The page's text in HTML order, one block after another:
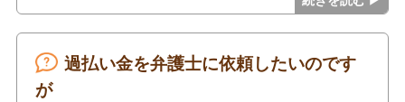
過払い金を弁護士に依頼したいのです
が